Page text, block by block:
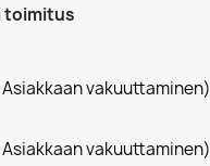
toimitus
vakuuttaminen)
vakuuttaminen)